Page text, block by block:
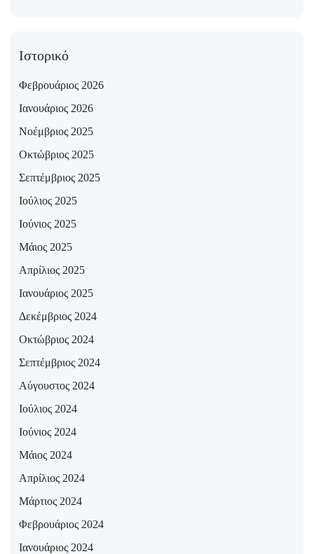
Ιστορικό
Φεβρουάριος 2026
Ιανουάριος 2026
Νοέμβριος 2025
Οκτώβριος 2025
Σεπτέμβριος 2025
Ιούλιος 2025
Ιούνιος 2025
Μάιος 2025
Απρίλιος 2025
Ιανουάριος 2025
Δεκέμβριος 2024
Οκτώβριος 2024
Σεπτέμβριος 2024
Αύγουστος 2024
Ιούλιος 2024
Ιούνιος 2024
Μάιος 2024
Απρίλιος 2024
Μάρτιος 2024
Φεβρουάριος 2024
Ιανουάριος 2024